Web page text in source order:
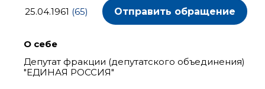
25.04.1961 (65) Отправить обращение
О себе
Депутат фракции (депутатского объединения)
"ЕДИНАЯ РОССИЯ"